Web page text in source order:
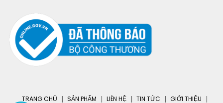
TRANG CHỦ SẢN PHẨM LIÊN HỆ TIN TỨC GIỚI THIỆU